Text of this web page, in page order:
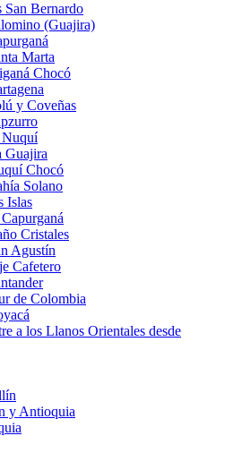
San Bernardo
(Guajira)
Marta
Chocó
y Coveñas
Nuquí
Guajira
Chocó
Solano
Islas
Cristales
Agustín
Cafetero
de Colombia
a los Llanos Orientales desde
y Antioquia